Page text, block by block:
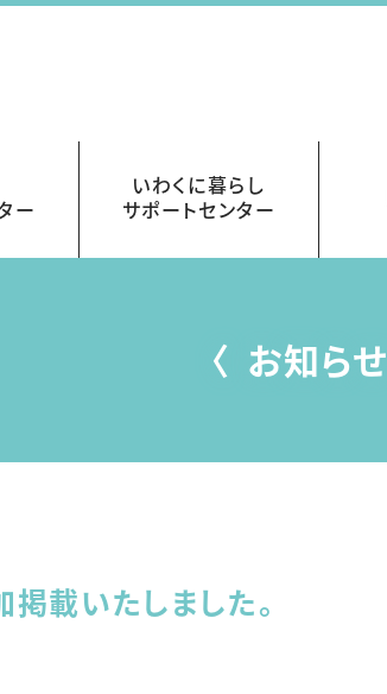
ー
いわくに暮らし
サポートセンター
お知らせ
載いたしました。